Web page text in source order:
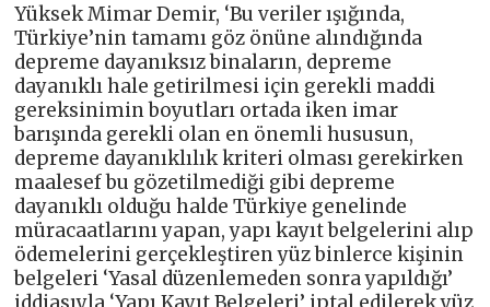
Yüksek Mimar Demir, ‘Bu veriler ışığında,
Türkiye’nin tamamı göz önüne alındığında
depreme dayanıksız binaların, depreme
dayanıklı hale getirilmesi için gerekli maddi
gereksinimin boyutları ortada iken imar
barışında gerekli olan en önemli hususun,
depreme dayanıklılık kriteri olması gerekirken
maalesef bu gözetilmediği gibi depreme
dayanıklı olduğu halde Türkiye genelinde
müracaatlarını yapan, yapı kayıt belgelerini alıp
ödemelerini gerçekleştiren yüz binlerce kişinin
belgeleri ‘Yasal düzenlemeden sonra yapıldığı’